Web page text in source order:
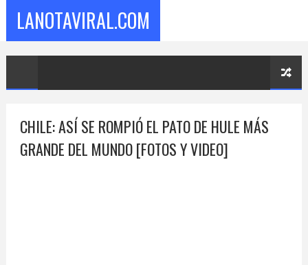
LANOTAVIRAL.COM
CHILE: ASÍ SE ROMPIÓ EL PATO DE HULE MÁS
GRANDE DEL MUNDO [FOTOS Y VIDEO]